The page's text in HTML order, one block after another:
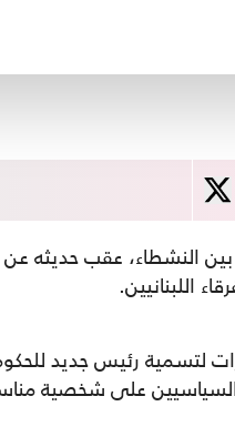
بين النشطاء، عقب حديثه
اللبنانيين.
لتسمية رئيس جديد
السياسيين على شخصية